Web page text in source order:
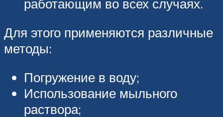
работающим во всех случаях.
Для этого применяются различные
методы:
Погружение в воду;
Использование мыльного
раствора;